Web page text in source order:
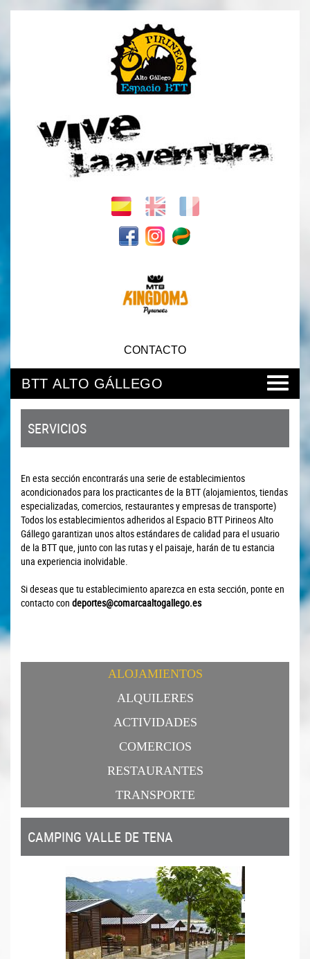
CONTACTO
BTT ALTO GÁLLEGO
SERVICIOS
En esta sección encontrarás una serie de establecimientos
acondicionados para los practicantes de la BTT (alojamientos, tiendas
especializadas, comercios, restaurantes y empresas de transporte)
Todos los establecimientos adheridos al Espacio BTT Pirineos Alto
Gállego garantizan unos altos estándares de calidad para el usuario
de la BTT que, junto con las rutas y el paisaje, harán de tu estancia
una experiencia inolvidable.
Si deseas que tu establecimiento aparezca en esta sección, ponte en
contacto con deportes@comarcaaltogallego.es
ALOJAMIENTOS
ALQUILERES
ACTIVIDADES
COMERCIOS
RESTAURANTES
TRANSPORTE
CAMPING VALLE DE TENA